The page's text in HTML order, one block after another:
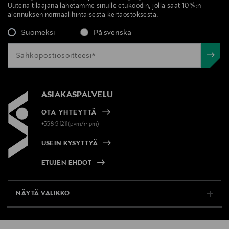
ACETYLOCTAHYDRONAPHTHALENES, AMYL
OXIDES
Valmistusmaa
Valmistajan tuotenumero
84985
Valmistaja
Lumene Oy
Uutena tilaajana lähetämme sinulle etukoodin, jolla saat 10 %:n
alennuksen normaalihintaisesta kertaostoksesta.
Suomeksi På svenska
ASIAKASPALVELU
OTA YHTEYTTÄ
+358 9 1211(pvm/mpm)
USEIN KYSYTTYÄ
ETUJEN EHDOT
NÄYTÄ VALIKKO